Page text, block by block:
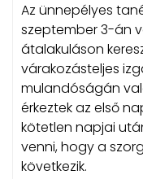
Az ünnepélyes
szeptember 3-án
átalakuláson
várakozásteljes
mulandóságán
érkeztek az első
kötetlen napjai
venni, hogy a
következik.